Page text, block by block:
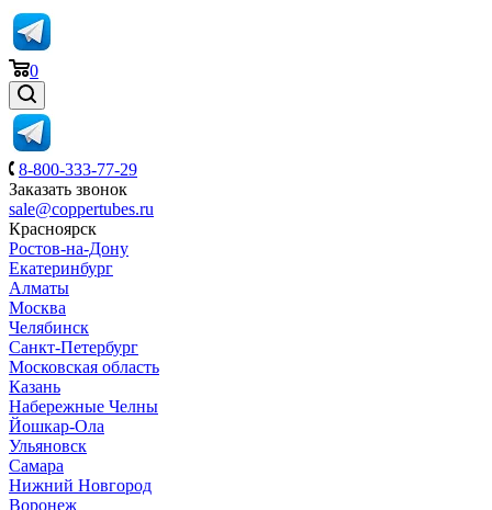
0
8-800-333-77-29
Заказать звонок
sale@coppertubes.ru
Красноярск
Ростов-на-Дону
Екатеринбург
Алматы
Москва
Челябинск
Санкт-Петербург
Московская область
Казань
Набережные Челны
Йошкар-Ола
Ульяновск
Самара
Нижний Новгород
Воронеж